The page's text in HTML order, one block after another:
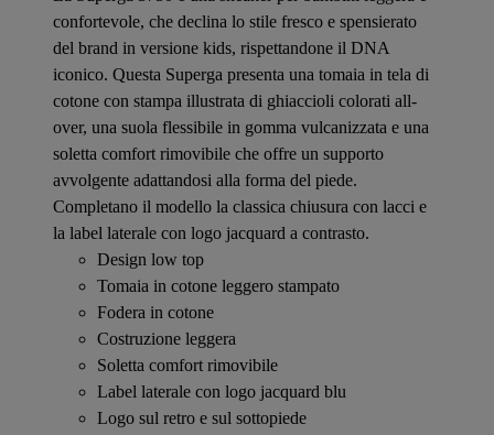
confortevole, che declina lo stile fresco e spensierato
del brand in versione kids, rispettandone il DNA
iconico. Questa Superga presenta una tomaia in tela di
cotone con stampa illustrata di ghiaccioli colorati all-
over, una suola flessibile in gomma vulcanizzata e una
soletta comfort rimovibile che offre un supporto
avvolgente adattandosi alla forma del piede.
Completano il modello la classica chiusura con lacci e
la label laterale con logo jacquard a contrasto.
Design low top
Tomaia in cotone leggero stampato
Fodera in cotone
Costruzione leggera
Soletta comfort rimovibile
Label laterale con logo jacquard blu
Logo sul retro e sul sottopiede